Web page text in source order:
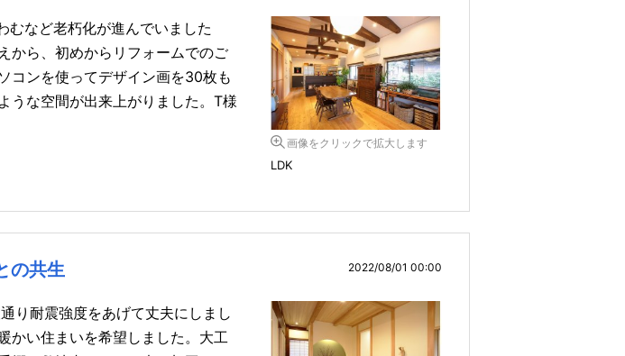
むなど老朽化が進んでいました
から、初めからリフォームでのご
コンを使ってデザイン画を30枚も
うな空間が出来上がりました。T様
画像をクリックで拡大します
LDK
の共生 2022/08/01 00:00
り耐震強度をあげて丈夫にしまし
かい住まいを希望しました。大工